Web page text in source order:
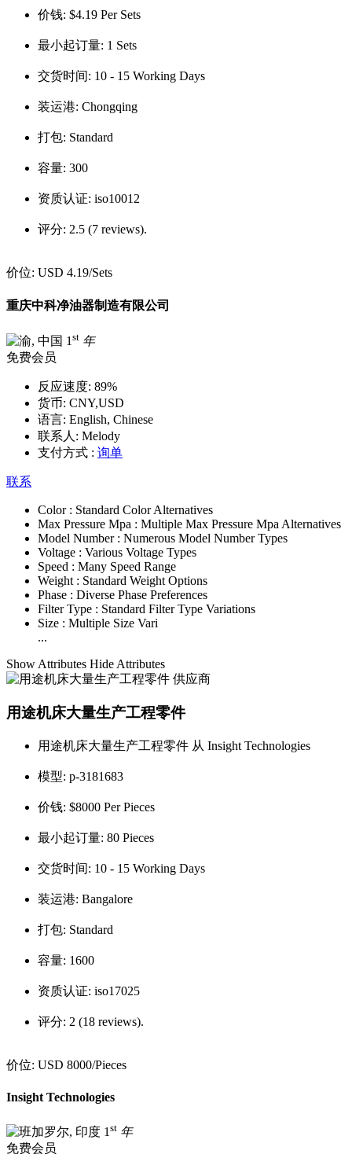
价钱: $4.19 Per Sets
最小起订量: 1 Sets
交货时间: 10 - 15 Working Days
装运港: Chongqing
打包: Standard
容量: 300
资质认证: iso10012
评分: 2.5 (7 reviews).
价位: USD 4.19/Sets
重庆中科净油器制造有限公司
1st 年
免费会员
反应速度: 89%
货币: CNY,USD
语言: English, Chinese
联系人: Melody
支付方式 : 询单
联系
Color : Standard Color Alternatives
Max Pressure Mpa : Multiple Max Pressure Mpa Alternatives
Model Number : Numerous Model Number Types
Voltage : Various Voltage Types
Speed : Many Speed Range
Weight : Standard Weight Options
Phase : Diverse Phase Preferences
Filter Type : Standard Filter Type Variations
Size : Multiple Size Vari
...
Show Attributes Hide Attributes
用途机床大量生产工程零件
用途机床大量生产工程零件 从 Insight Technologies
模型: p-3181683
价钱: $8000 Per Pieces
最小起订量: 80 Pieces
交货时间: 10 - 15 Working Days
装运港: Bangalore
打包: Standard
容量: 1600
资质认证: iso17025
评分: 2 (18 reviews).
价位: USD 8000/Pieces
Insight Technologies
1 st 年
免费会员